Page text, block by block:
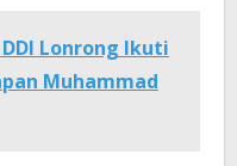
Lonrong Ikuti
Muhammad